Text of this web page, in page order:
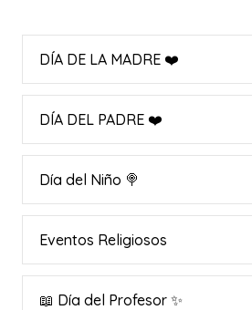
DÍA DE LA MADRE ❤️
DÍA DEL PADRE ❤️
Día del Niño 🍭
Eventos Religiosos
📖 Día del Profesor ✨